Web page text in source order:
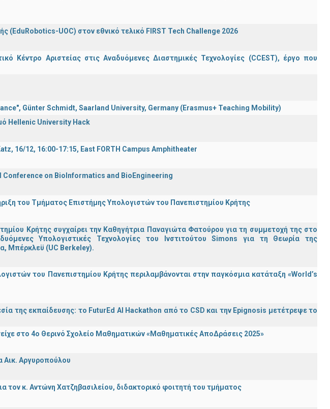
(EduRobotics-UOC) στον εθνικό τελικό FIRST Tech Challenge 2026
Κέντρο Αριστείας στις Αναδυόμενες Διαστημικές Τεχνολογίες (CCEST), έργο που
Günter Schmidt, Saarland University, Germany (Erasmus+ Teaching Mobility)
Hellenic University Hack
16/12, 16:00-17:15, East FORTH Campus Amphitheater
Conference on BioInformatics and BioEngineering
του Τμήματος Επιστήμης Υπολογιστών του Πανεπιστημίου Κρήτης
Κρήτης συγχαίρει την Καθηγήτρια Παναγιώτα Φατούρου για τη συμμετοχή της στο
Υπολογιστικές Τεχνολογίες του Ινστιτούτου Simons για τη Θεωρία της
Μπέρκλεϋ (UC Berkeley).
του Πανεπιστημίου Κρήτης περιλαμβάνονται στην παγκόσμια κατάταξη «World’s
της εκπαίδευσης: το FuturEd AI Hackathon από το CSD και την Epignosis μετέτρεψε το
στο 4ο Θερινό Σχολείο Μαθηματικών «Μαθηματικές ΑποΔράσεις 2025»
Αικ. Αργυροπούλου
τον κ. Αντώνη Χατζηβασιλείου, διδακτορικό φοιτητή του τμήματος